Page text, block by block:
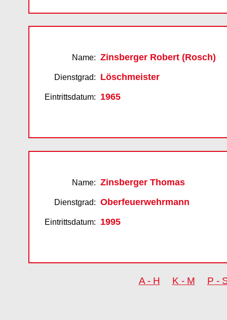
Name:
Dienstgrad:
Eintrittsdatum:
Zinsberger Robert (Rosch)
Löschmeister
1965
Name:
Dienstgrad:
Eintrittsdatum:
Zinsberger Thomas
Oberfeuerwehrmann
1995
A - H K - M P -